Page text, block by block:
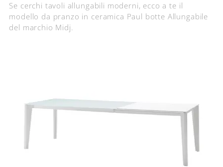
Se cerchi tavoli allungabili moderni, ecco a te il
modello da pranzo in ceramica Paul botte Allungabile
del marchio Midj.